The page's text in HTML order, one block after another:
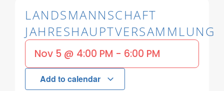
LANDSMANNSCHAFT
JAHRESHAUPTVERSAMMLUNG
Nov 5 @ 4:00 PM - 6:00 PM
Add to calendar